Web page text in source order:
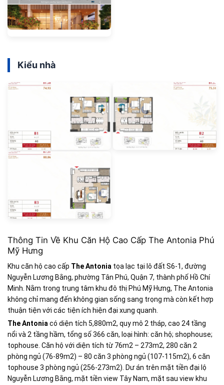
Kiểu nhà
Thông Tin Về Khu Căn Hộ Cao Cấp The Antonia Phú
Mỹ Hưng
Khu căn hộ cao cấp The Antonia tọa lạc tại lô đất S6-1, đường
Nguyễn Lương Bằng, phường Tân Phú, Quận 7, thành phố Hồ Chí
Minh. Nằm trong trung tâm khu đô thị Phú Mỹ Hưng, The Antonia
không chỉ mang đến không gian sống sang trọng mà còn kết hợp
thuận tiện với các tiện ích hiện đại xung quanh.
The Antonia có diện tích 5,880m2, quy mô 2 tháp, cao 24 tầng
nổi và 2 tầng hầm, tổng số 366 căn, loại hình: căn hộ; shophouse;
tophouse. Căn hộ với diện tích từ 76m2 – 273m2, 280 căn 2
phòng ngủ (76-89m2) – 80 căn 3 phòng ngủ (107-115m2), 6 căn
tophouse 3 phòng ngủ (256-273m2). Dư án trên mặt tiền đại lộ
Nguyễn Lương Bằng, mặt tiền view Tây Nam, mặt sau view khu